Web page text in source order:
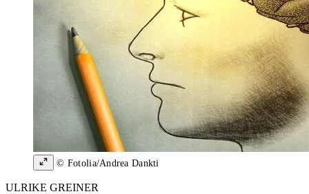
© Fotolia/Andrea Dankti
ULRIKE GREINER